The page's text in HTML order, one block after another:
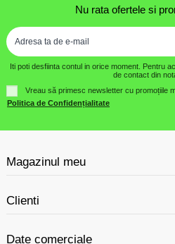
Nu rata ofertele si
Iti poti desfiinta contul in orice moment. Pentru
de contact din
Vreau să primesc newsletter cu promoțiile
Politica de Confidențialitate
Magazinul meu
Clienti
Date comerciale